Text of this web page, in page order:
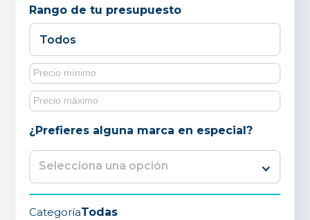
Rango de tu presupuesto
¿Prefieres alguna marca en especial?
CategoríaTodas